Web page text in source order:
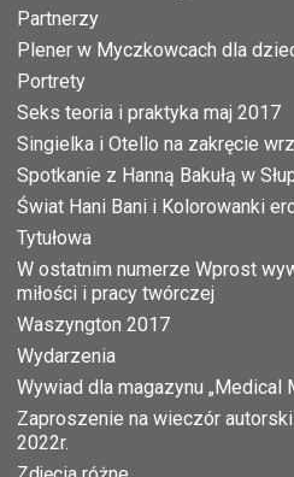
Partnerzy
Plener w Myczkowcach dla
Portrety
Seks teoria i praktyka maj 2017
Singielka i Otello na zakręcie
Spotkanie z Hanną Bakułą w
Świat Hani Bani i Kolorowanki
Tytułowa
W ostatnim numerze Wprost
miłości i pracy twórczej
Waszyngton 2017
Wydarzenia
Wywiad dla magazynu „Medical
Zaproszenie na wieczór
2022r.